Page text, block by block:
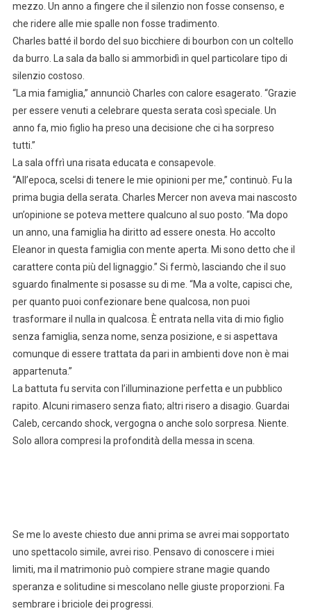
mezzo. Un anno a fingere che il silenzio non fosse consenso, e
che ridere alle mie spalle non fosse tradimento.
Charles batté il bordo del suo bicchiere di bourbon con un coltello
da burro. La sala da ballo si ammorbidì in quel particolare tipo di
silenzio costoso.
“La mia famiglia,” annunciò Charles con calore esagerato. “Grazie
per essere venuti a celebrare questa serata così speciale. Un
anno fa, mio figlio ha preso una decisione che ci ha sorpreso
tutti.”
La sala offrì una risata educata e consapevole.
“All’epoca, scelsi di tenere le mie opinioni per me,” continuò. Fu la
prima bugia della serata. Charles Mercer non aveva mai nascosto
un’opinione se poteva mettere qualcuno al suo posto. “Ma dopo
un anno, una famiglia ha diritto ad essere onesta. Ho accolto
Eleanor in questa famiglia con mente aperta. Mi sono detto che il
carattere conta più del lignaggio.” Si fermò, lasciando che il suo
sguardo finalmente si posasse su di me. “Ma a volte, capisci che,
per quanto puoi confezionare bene qualcosa, non puoi
trasformare il nulla in qualcosa. È entrata nella vita di mio figlio
senza famiglia, senza nome, senza posizione, e si aspettava
comunque di essere trattata da pari in ambienti dove non è mai
appartenuta.”
La battuta fu servita con l’illuminazione perfetta e un pubblico
rapito. Alcuni rimasero senza fiato; altri risero a disagio. Guardai
Caleb, cercando shock, vergogna o anche solo sorpresa. Niente.
Solo allora compresi la profondità della messa in scena.
Se me lo aveste chiesto due anni prima se avrei mai sopportato
uno spettacolo simile, avrei riso. Pensavo di conoscere i miei
limiti, ma il matrimonio può compiere strane magie quando
speranza e solitudine si mescolano nelle giuste proporzioni. Fa
sembrare i briciole dei progressi.